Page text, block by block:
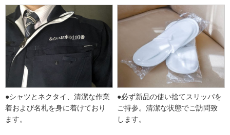
●シャツとネクタイ、清潔な作業
着および名札を身に着けており
ます。
●必ず新品の使い捨てスリッパを
ご持参。清潔な状態でご訪問致
します。